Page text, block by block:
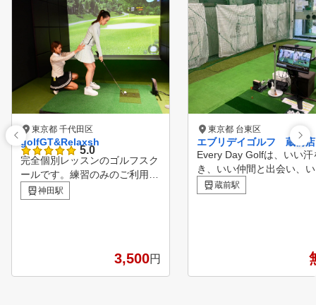
東京都 千代田区
golfGT&Relaxsh
5.0
完全個別レッスンのゴルフスク
ールです。練習のみのご利用も
できます。 明るく開放感のあ
るゴルフ場に訪れて練習してい
ス１打席の全3打席。空間も広
神田駅
3,500円
東京都 台東区
エブリデイゴルフ 蔵前店
Every Day Golfは、いい汗
き、いい仲間と出会い、
間を過ごせる場所を提供
。地域に密着した、ゴル
ゴルフを通じて、より豊
実した時間をお届けしま
蔵前駅